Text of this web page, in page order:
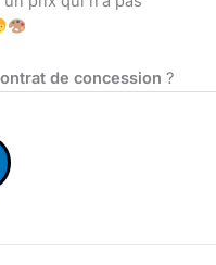
de concession ?